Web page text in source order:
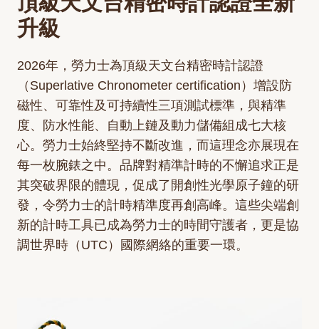
升級
2026年，勞力士為頂級天文台精密時計認證
（Superlative Chronometer certification）增設防
磁性、可靠性及可持續性三項測試標準，與精準
度、防水性能、自動上鏈及動力儲備組成七大核
心。勞力士始終堅持不斷改進，而這理念亦展現在
每一枚腕錶之中。品牌對精準計時的不懈追求正是
其突破界限的體現，促成了開創性光學原子鐘的研
發，令勞力士的計時精準度再創高峰。這些尖端創
新的計時工具已成為勞力士的時間守護者，更是協
調世界時（UTC）國際網絡的重要一環。